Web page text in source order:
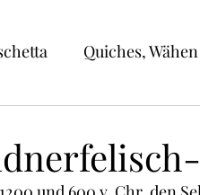
Quiches,